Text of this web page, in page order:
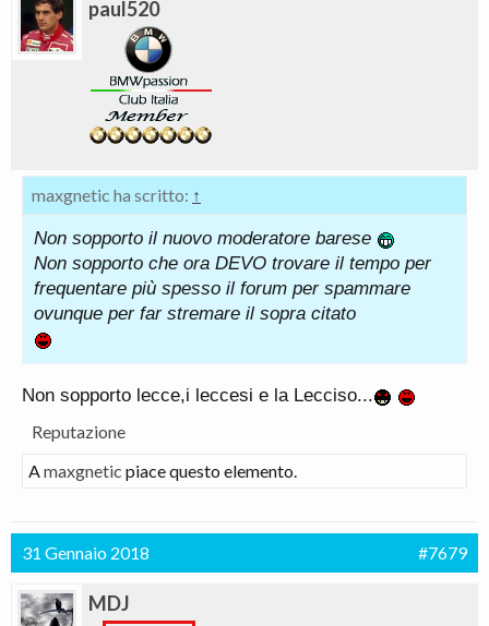
paul520
maxgnetic ha scritto: ↑
Non sopporto il nuovo moderatore barese
Non sopporto che ora DEVO trovare il tempo per
frequentare più spesso il forum per spammare
ovunque per far stremare il sopra citato
Non sopporto lecce,i leccesi e la Lecciso...
Reputazione
Amaxgnetic piace questo elemento.
31 Gennaio 2018 #7679
MDJ